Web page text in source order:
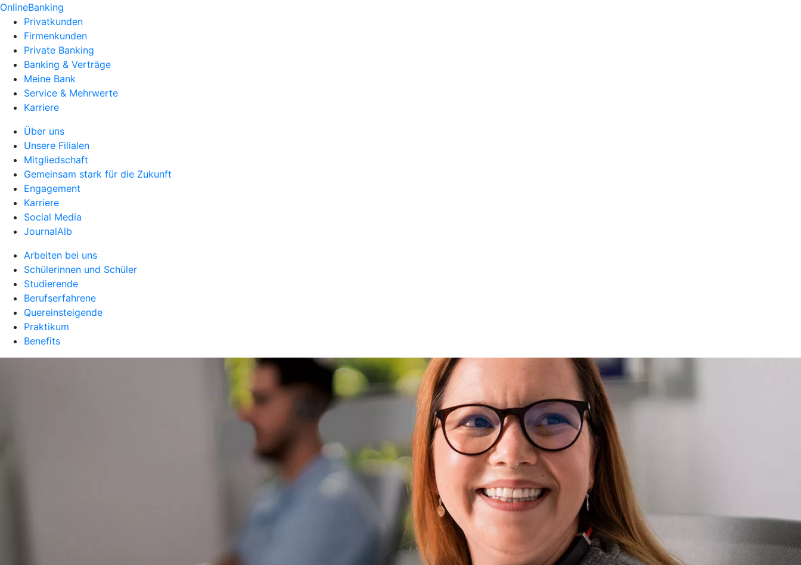
OnlineBanking
Privatkunden
Firmenkunden
Private Banking
Banking & Verträge
Meine Bank
Service & Mehrwerte
Karriere
Über uns
Unsere Filialen
Mitgliedschaft
Gemeinsam stark für die Zukunft
Engagement
Karriere
Social Media
JournalAlb
Arbeiten bei uns
Schülerinnen und Schüler
Studierende
Berufserfahrene
Quereinsteigende
Praktikum
Benefits